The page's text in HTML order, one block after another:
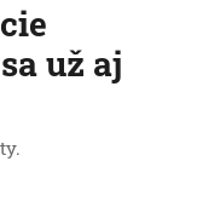
už aj